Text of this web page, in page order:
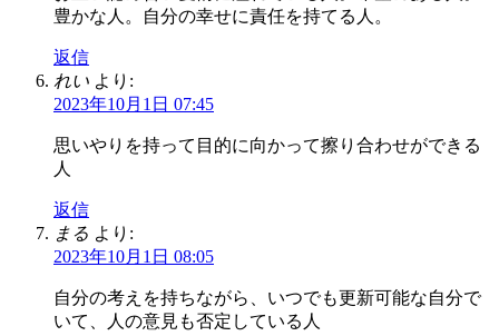
豊かな人。自分の幸せに責任を持てる人。
返信
れい より:
2023年10月1日 07:45
思いやりを持って目的に向かって擦り合わせができる
人
返信
まる より:
2023年10月1日 08:05
自分の考えを持ちながら、いつでも更新可能な自分で
いて、人の意見も否定している人